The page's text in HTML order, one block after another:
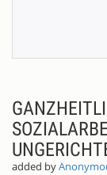
added by